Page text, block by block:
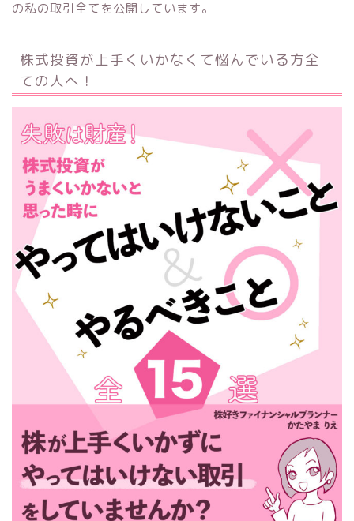
の私の取引全てを公開しています。
株式投資が上手くいかなくて悩んでいる方全
ての人へ！